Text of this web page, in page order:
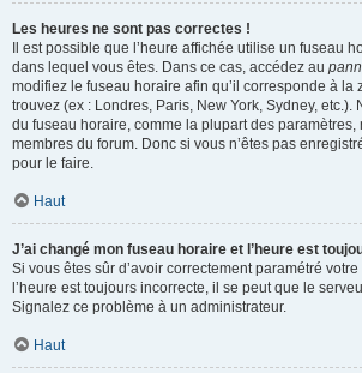
Les heures ne sont pas correctes !
Il est possible que l’heure affichée utilise un fuseau
dans lequel vous êtes. Dans ce cas, accédez au
modifiez le fuseau horaire afin qu’il corresponde à la
trouvez (ex : Londres, Paris, New York, Sydney, etc.).
du fuseau horaire, comme la plupart des paramètres,
membres du forum. Donc si vous n’êtes pas
pour le faire.
Haut
J’ai changé mon fuseau horaire et l’heure est
Si vous êtes sûr d’avoir correctement paramétré
l’heure est toujours incorrecte, il se peut que le
Signalez ce problème à un administrateur.
Haut